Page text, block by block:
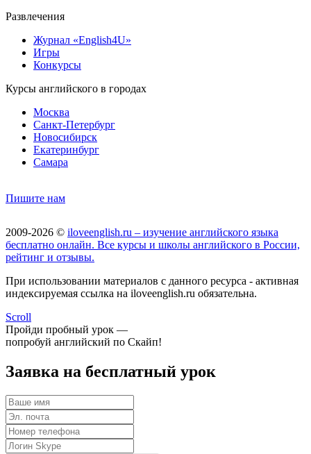
Развлечения
Журнал «English4U»
Игры
Конкурсы
Курсы английского в городах
Москва
Санкт-Петербург
Новосибирск
Екатеринбург
Самара
Пишите нам
2009-2026 © iloveenglish.ru – изучение английского языка
бесплатно онлайн. Все курсы и школы английского в России,
рейтинг и отзывы.
При использовании материалов с данного ресурса - активная
индексируемая ссылка на iloveenglish.ru обязательна.
Scroll
Пройди пробный урок —
попробуй английский по Скайп!
Заявка на бесплатный урок